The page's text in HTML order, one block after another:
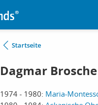
Startseite
Dagmar Brosche
1974 - 1980: Maria-